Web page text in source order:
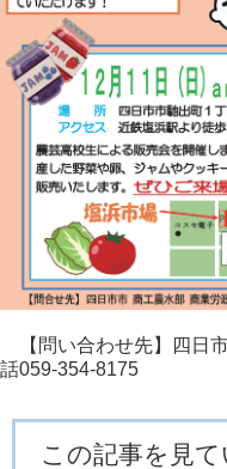
【問い合わせ先】四日
話059-354-8175
この記事を見